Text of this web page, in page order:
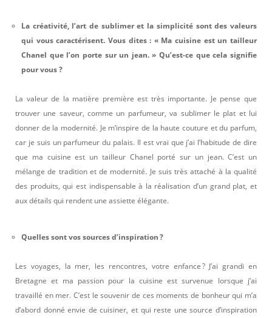
La créativité, l’art de sublimer et la simplicité sont des valeurs
qui vous caractérisent. Vous dites : « Ma cuisine est un tailleur
Chanel que l’on porte sur un jean. » Qu’est-ce que cela signifie
pour vous ?
La valeur de la matière première est très importante. Je pense que
trouver une saveur, comme un parfumeur, va sublimer le plat et lui
donner de la modernité. Je m’inspire de la haute couture et du parfum,
car je suis un parfumeur du palais. Il est vrai que j’ai l’habitude de dire
que ma cuisine est un tailleur Chanel porté sur un jean. C’est un
mélange de tradition et de modernité. Je suis très attaché à la qualité
des produits, qui est indispensable à la réalisation d’un grand plat, et
aux détails qui rendent une assiette élégante.
Quelles sont vos sources d’inspiration ?
Les voyages, la mer, les rencontres, votre enfance ? J’ai grandi en
Bretagne et ma passion pour la cuisine est survenue lorsque j’ai
travaillé en mer. C’est le souvenir de ces moments de bonheur qui m’a
d’abord donné envie de cuisiner, et qui reste une source d’inspiration